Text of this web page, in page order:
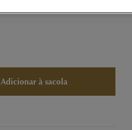
Adicionar à sacola